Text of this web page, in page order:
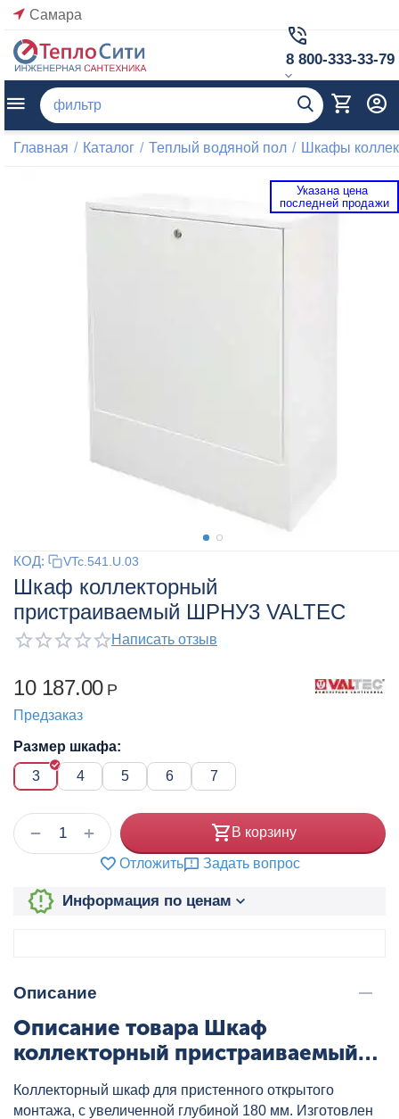
Самара
8 800-333-33-79
Главная / Каталог / Теплый водяной пол / Шкафы
Указана цена
последней продажи
КОД: VTc.541.U.03
Шкаф коллекторный
пристраиваемый ШРНУ3 VALTEC
Написать отзыв
10 187.00 Р
Предзаказ
Размер шкафа:
3
4 5 6 7
+
− В корзину
Отложить Задать вопрос
Информация по ценам
Описание
Описание товара Шкаф
коллекторный пристраиваемый
ШРНУ3 VALTEC, артикул:
VTc.541.U.03
Коллекторный шкаф для пристенного открытого
монтажа, с увеличенной глубиной 180 мм. Изготовлен